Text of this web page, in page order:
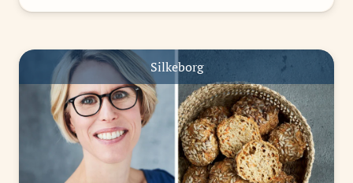
Silkeborg